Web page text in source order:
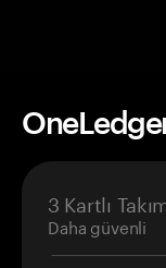
3 Kartlı
Daha güvenli